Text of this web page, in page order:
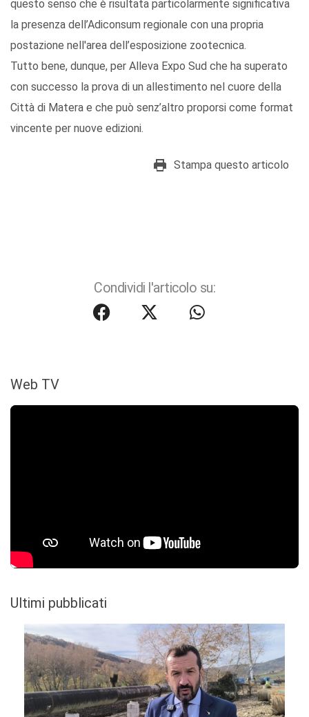
questo senso che è risultata particolarmente significativa
la presenza dell’Adiconsum regionale con una propria
postazione nell'area dell’esposizione zootecnica.
Tutto bene, dunque, per Alleva Expo Sud che ha superato
con successo la prova di un allestimento nel cuore della
Città di Matera e che può senz’altro proporsi come format
vincente per nuove edizioni.
Stampa questo articolo
Condividi l'articolo su:
Web TV
Ultimi pubblicati